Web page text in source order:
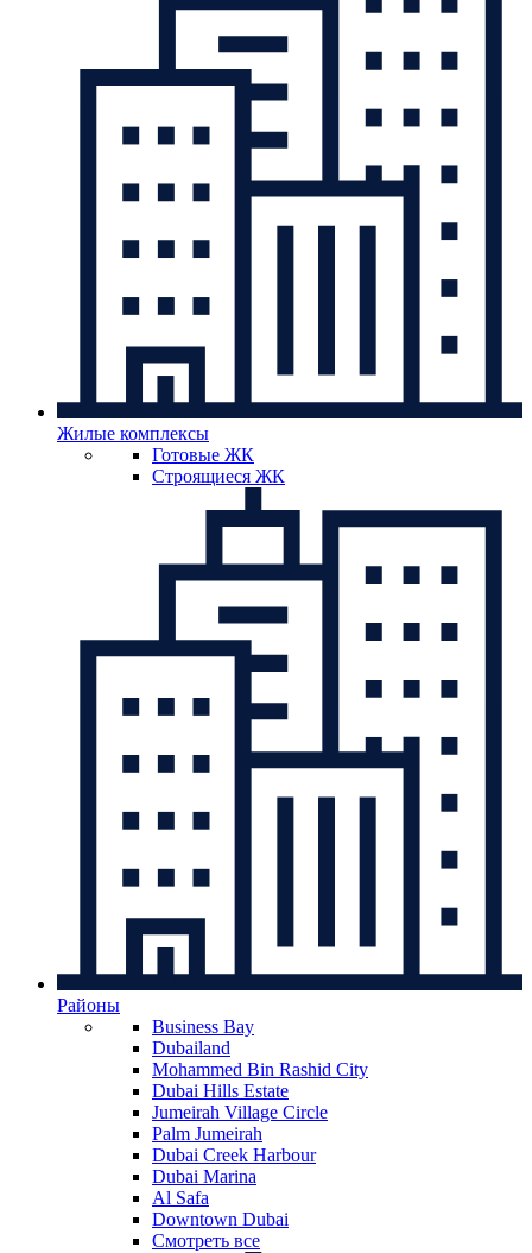
Жилые комплексы
Готовые ЖК
Строящиеся ЖК
Районы
Business Bay
Dubailand
Mohammed Bin Rashid City
Dubai Hills Estate
Jumeirah Village Circle
Palm Jumeirah
Dubai Creek Harbour
Dubai Marina
Al Safa
Downtown Dubai
Смотреть все